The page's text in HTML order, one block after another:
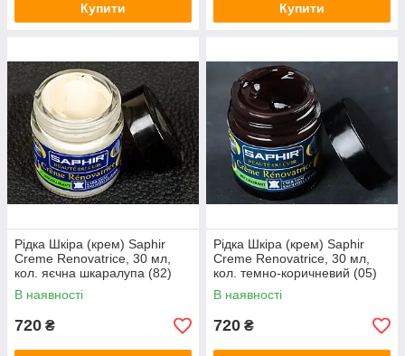
Купити Купити
Рідка Шкіра (крем) Saphir
Creme Renovatrice, 30 мл,
кол. яєчна шкаралупа (82)
В наявності
720 ₴
Рідка Шкіра (крем) Saphir
Creme Renovatrice, 30 мл,
кол. темно-коричневий (05)
В наявності
720 ₴